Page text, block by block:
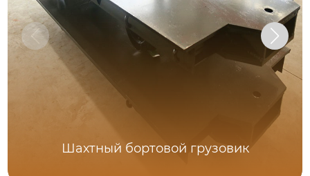
Шахтный бортовой грузовик